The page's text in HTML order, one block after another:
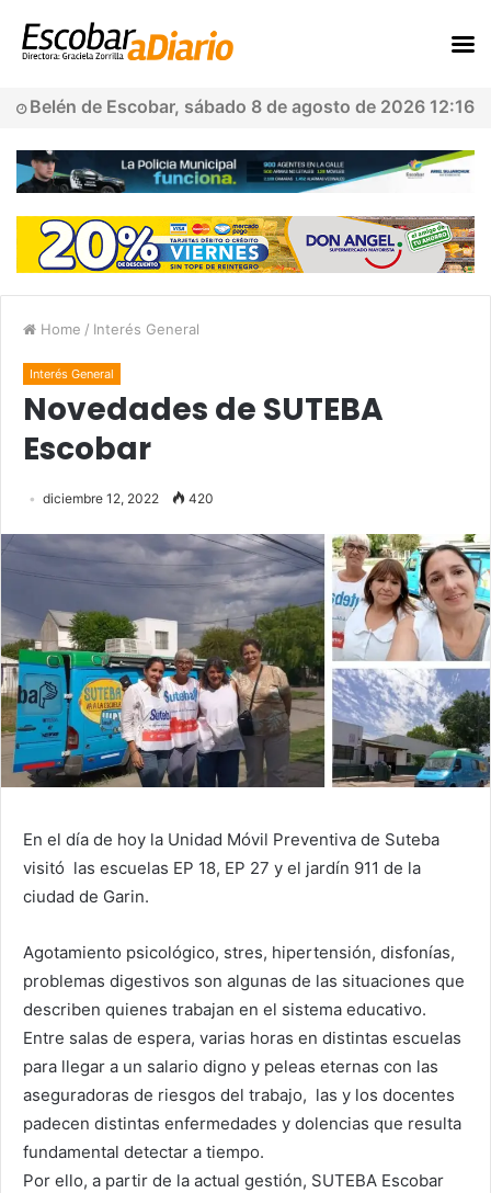
Belén de Escobar, sábado 8 de agosto de 2026 12:16
Home / Interés General
Interés General
Novedades de SUTEBA
Escobar
diciembre 12, 2022 420
En el día de hoy la Unidad Móvil Preventiva de Suteba
visitó las escuelas EP 18, EP 27 y el jardín 911 de la
ciudad de Garin.
Agotamiento psicológico, stres, hipertensión, disfonías,
problemas digestivos son algunas de las situaciones que
describen quienes trabajan en el sistema educativo.
Entre salas de espera, varias horas en distintas escuelas
para llegar a un salario digno y peleas eternas con las
aseguradoras de riesgos del trabajo, las y los docentes
padecen distintas enfermedades y dolencias que resulta
fundamental detectar a tiempo.
Por ello, a partir de la actual gestión, SUTEBA Escobar